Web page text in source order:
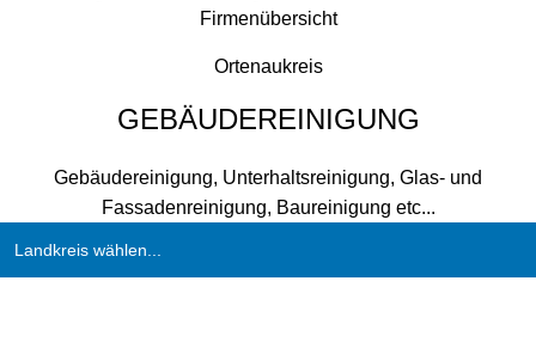
Firmenübersicht
Ortenaukreis
GEBÄUDEREINIGUNG
Gebäudereinigung, Unterhaltsreinigung, Glas- und
Fassadenreinigung, Baureinigung etc...
Landkreis wählen...